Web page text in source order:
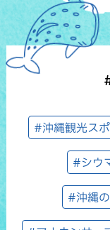
#沖縄観光ス
#シウ
#沖縄